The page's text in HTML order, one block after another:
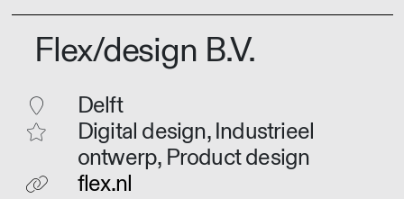
Flex/design B.V.
Delft
Digital design, Industrieel
ontwerp, Product design
flex.nl